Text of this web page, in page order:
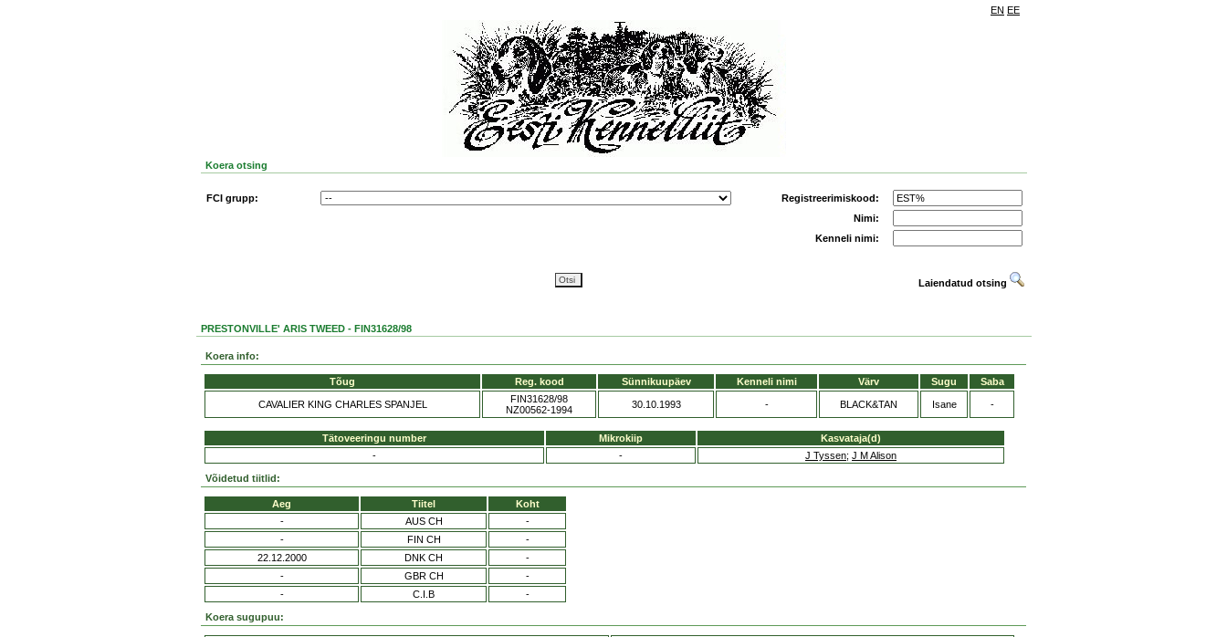
EN EE
Koera otsing
FCI grupp:
Registreerimiskood:
Nimi:
Kenneli nimi:
Laiendatud otsing
PRESTONVILLE' ARIS TWEED - FIN31628/98
Koera info:
Tõug Reg. kood Sünnikuupäev Kenneli nimi Värv Sugu Saba
CAVALIER KING CHARLES SPANJEL
FIN31628/98
NZ00562-1994
30.10.1993 - BLACK&TAN Isane -
Tätoveeringu number Mikrokiip
Kasvataja(d)
-
- J Tyssen; J M Alison
Võidetud tiitlid:
Aeg Tiitel
Koht
-
AUS CH
-
-
FIN CH
-
22.12.2000
DNK CH
-
-
GBR CH
-
-
C.I.B -
Koera sugupuu: